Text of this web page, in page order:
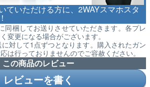
ていただける方に、2WAYスマホスタ
同梱してお送りさせていただきます。各プレ
変更になる場合がございます。
対して1点ずつとなります。購入されたガン
は行っておりませんのでご容赦ください。
この商品のレビュー
レビューを書く